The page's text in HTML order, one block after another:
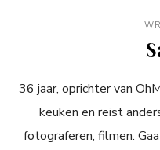
36 jaar, oprichter van
keuken en reist
fotograferen, filmen.